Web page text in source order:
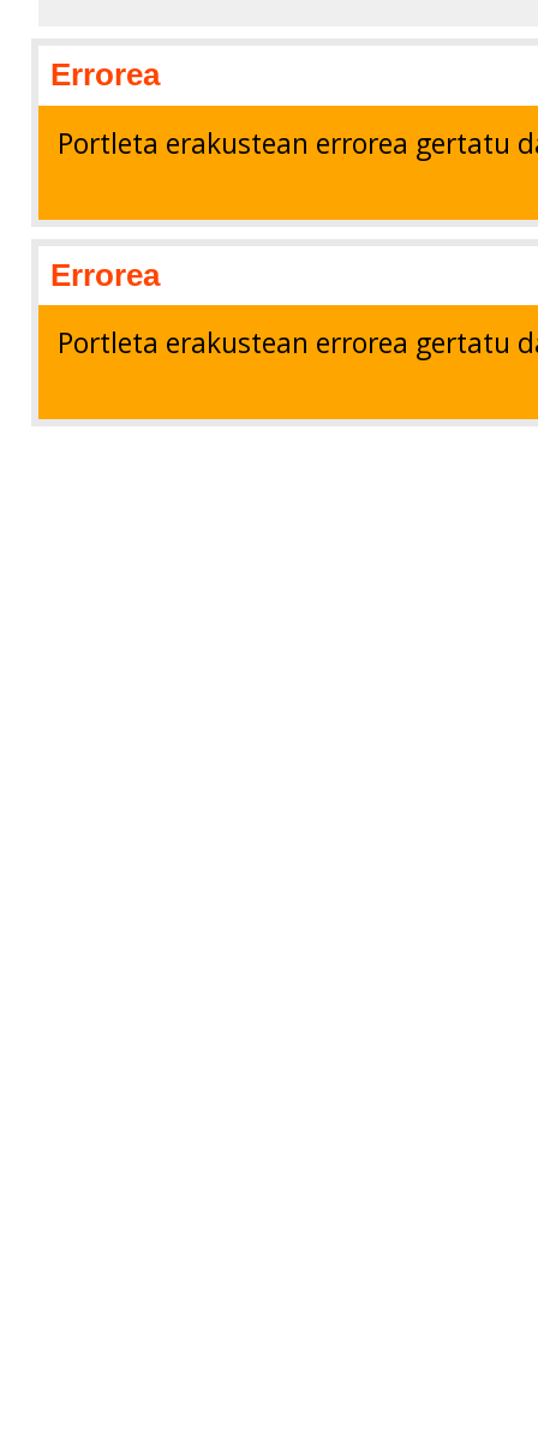
Errorea
Portleta erakustean errorea gertatu
Errorea
Portleta erakustean errorea gertatu